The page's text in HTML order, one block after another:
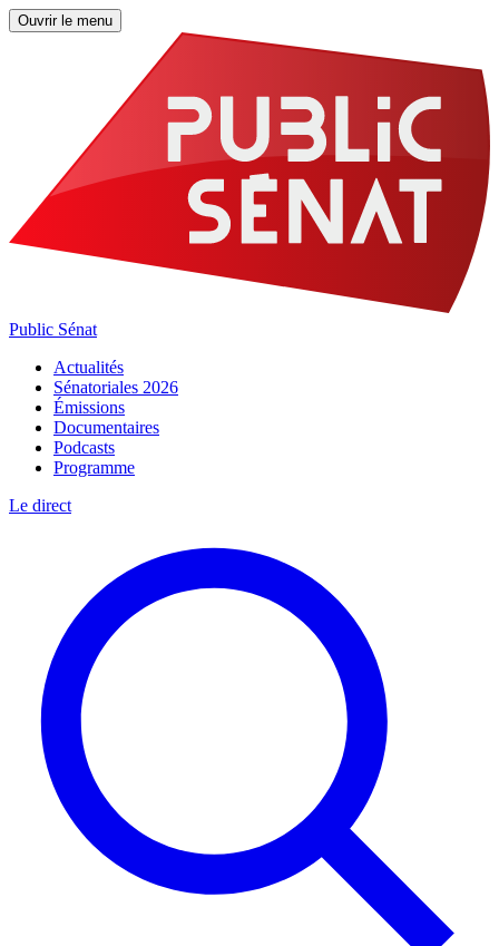
Ouvrir le menu
Public Sénat
Actualités
Sénatoriales 2026
Émissions
Documentaires
Podcasts
Programme
Le direct